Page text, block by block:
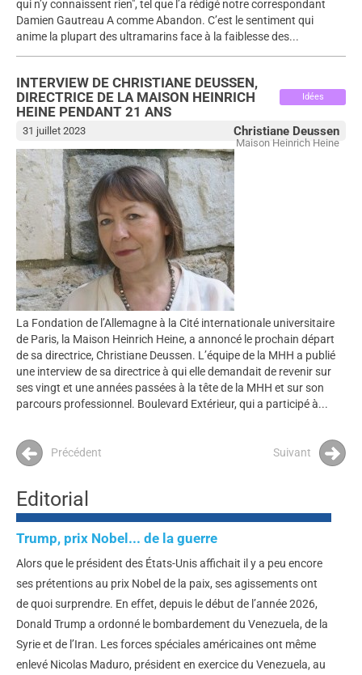
qui n’y connaissent rien", tel que l’a rédigé notre correspondant
Damien Gautreau A comme Abandon. C’est le sentiment qui
anime la plupart des ultramarins face à la faiblesse des...
Idées
INTERVIEW DE CHRISTIANE DEUSSEN,
DIRECTRICE DE LA MAISON HEINRICH
HEINE PENDANT 21 ANS
Christiane Deussen
Maison Heinrich Heine
31 juillet 2023
La Fondation de l’Allemagne à la Cité internationale universitaire
de Paris, la Maison Heinrich Heine, a annoncé le prochain départ
de sa directrice, Christiane Deussen. L’équipe de la MHH a publié
une interview de sa directrice à qui elle demandait de revenir sur
ses vingt et une années passées à la tête de la MHH et sur son
parcours professionnel. Boulevard Extérieur, qui a participé à...
Précédent Suivant
Editorial
Trump, prix Nobel... de la guerre
Alors que le président des États-Unis affichait il y a peu encore
ses prétentions au prix Nobel de la paix, ses agissements ont
de quoi surprendre. En effet, depuis le début de l’année 2026,
Donald Trump a ordonné le bombardement du Venezuela, de la
Syrie et de l’Iran. Les forces spéciales américaines ont même
enlevé Nicolas Maduro, président en exercice du Venezuela, au